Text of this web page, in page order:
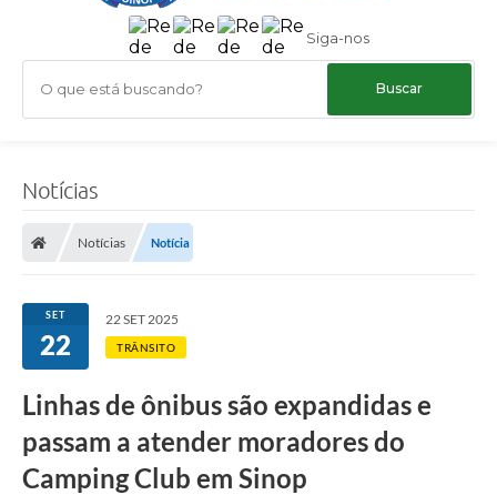
Siga-nos
O que está buscando?
Notícias
Notícias Notícia
SET
22
22 SET 2025
TRÂNSITO
Linhas de ônibus são expandidas e
passam a atender moradores do
Camping Club em Sinop